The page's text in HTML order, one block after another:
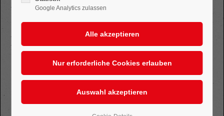
Lost your password?
Das Familien- und KinderMusical
Google Analytics zulassen